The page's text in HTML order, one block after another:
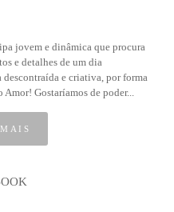
jovem e dinâmica que procura
e detalhes de um dia
e criativa, por forma
Amor! Gostaríamos de poder...